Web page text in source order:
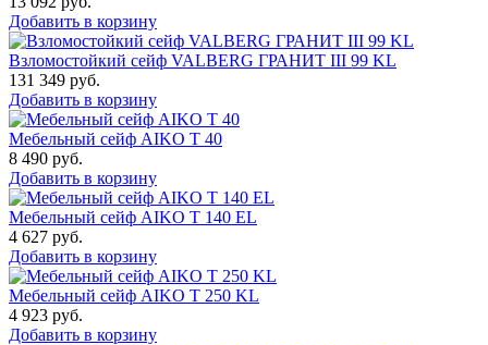
Добавить в корзину
Взломостойкий сейф VALBERG ГРАНИТ III 99 KL
131 349 руб.
Добавить в корзину
Мебельный сейф AIKO Т 40
8 490 руб.
Добавить в корзину
Мебельный сейф AIKO T 140 EL
4 627 руб.
Добавить в корзину
Мебельный сейф AIKO T 250 KL
4 923 руб.
Добавить в корзину